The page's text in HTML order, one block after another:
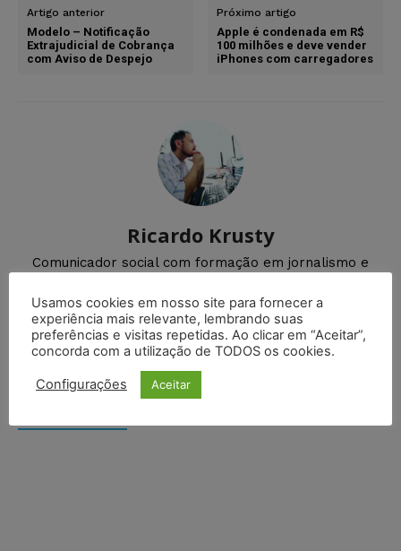
Artigo anterior
Modelo – Notificação
Extrajudicial de Cobrança
com Aviso de Despejo
Próximo artigo
Apple é condenada em R$
100 milhões e deve vender
iPhones com carregadores
Ricardo Krusty
Comunicador social com formação em jornalismo e
Universidade Federal do Rio Grande do Norte (UFRN).
DEIXE UM COMENTÁRIO
Usamos cookies em nosso site para fornecer a
experiência mais relevante, lembrando suas
preferências e visitas repetidas. Ao clicar em “Aceitar”,
concorda com a utilização de TODOS os cookies.
Configurações Aceitar